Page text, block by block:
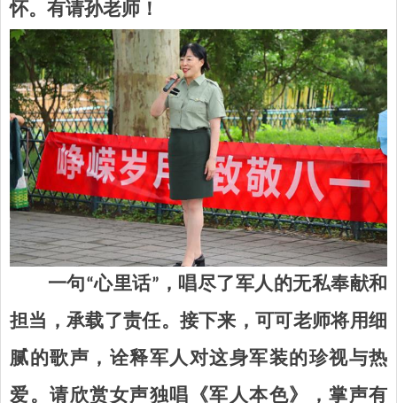
怀。有请孙老师！
一句“心里话”，唱尽了军人的无私奉献和
担当 ，承载了责任。接下来， 可可 老师将用细
腻的歌声，诠释军人对这身军装的珍视与热
爱。请欣赏女声独唱《军人本色》，掌声有